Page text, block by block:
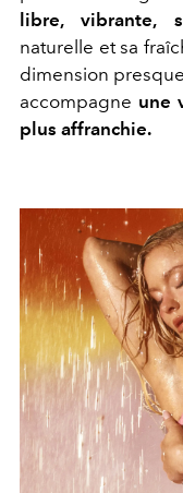
libre, vibrante,
naturelle et sa
dimension
accompagne une
plus affranchie.